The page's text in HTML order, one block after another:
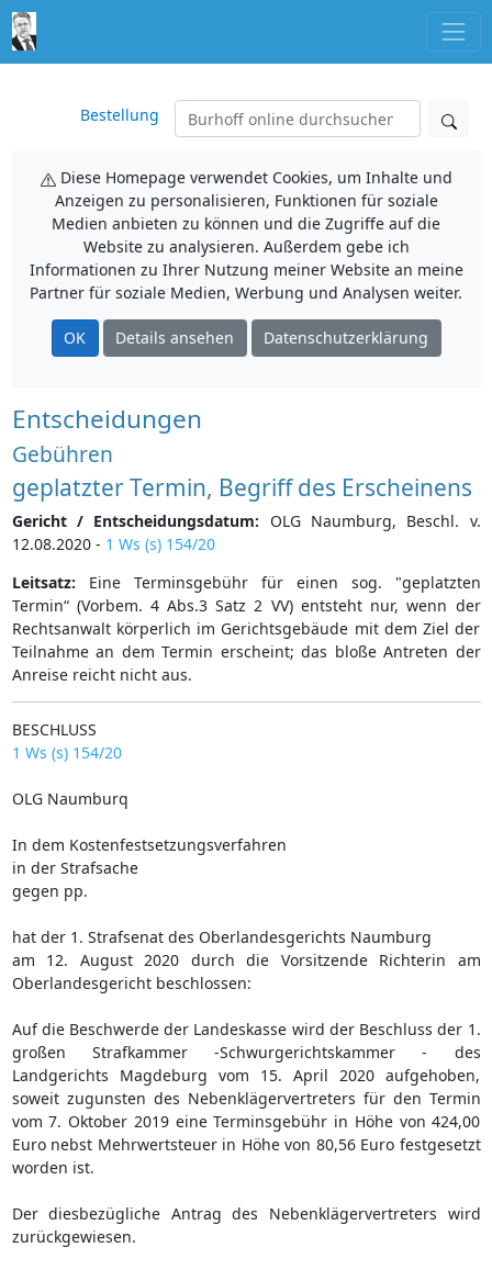
Bestellung
Diese Homepage verwendet Cookies, um Inhalte und
Anzeigen zu personalisieren, Funktionen für soziale
Medien anbieten zu können und die Zugriffe auf die
Website zu analysieren. Außerdem gebe ich
Informationen zu Ihrer Nutzung meiner Website an meine
Partner für soziale Medien, Werbung und Analysen weiter.
OK Details ansehen Datenschutzerklärung
Entscheidungen
Gebühren
geplatzter Termin, Begriff des Erscheinens
Gericht / Entscheidungsdatum: OLG Naumburg, Beschl. v.
12.08.2020 - 1 Ws (s) 154/20
Leitsatz: Eine Terminsgebühr für einen sog. "geplatzten
Termin“ (Vorbem. 4 Abs.3 Satz 2 VV) entsteht nur, wenn der
Rechtsanwalt körperlich im Gerichtsgebäude mit dem Ziel der
Teilnahme an dem Termin erscheint; das bloße Antreten der
Anreise reicht nicht aus.
BESCHLUSS
1 Ws (s) 154/20
OLG Naumburq
In dem Kostenfestsetzungsverfahren
in der Strafsache
gegen pp.
hat der 1. Strafsenat des Oberlandesgerichts Naumburg
am 12. August 2020 durch die Vorsitzende Richterin am
Oberlandesgericht beschlossen:
Auf die Beschwerde der Landeskasse wird der Beschluss der 1.
großen Strafkammer -Schwurgerichtskammer - des
Landgerichts Magdeburg vom 15. April 2020 aufgehoben,
soweit zugunsten des Nebenklägervertreters für den Termin
vom 7. Oktober 2019 eine Terminsgebühr in Höhe von 424,00
Euro nebst Mehrwertsteuer in Höhe von 80,56 Euro festgesetzt
worden ist.
Der diesbezügliche Antrag des Nebenklägervertreters wird
zurückgewiesen.